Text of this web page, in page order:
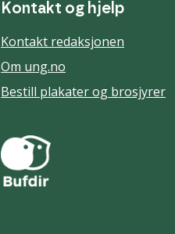
Kontakt og hjelp
Kontakt redaksjonen
Om ung.no
Bestill plakater og brosjyrer